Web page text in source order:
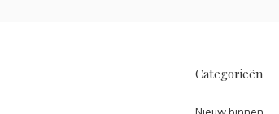
Categorieën
Nieuw binnen